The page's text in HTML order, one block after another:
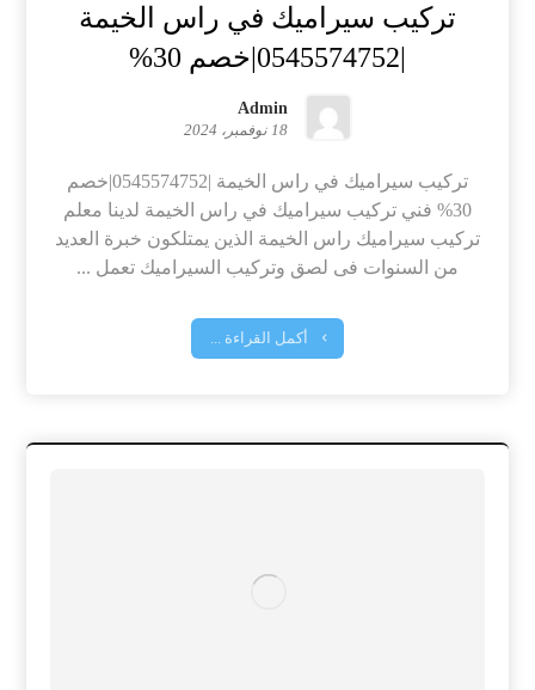
تركيب سيراميك في راس الخيمة
Admin
18 نوفمبر، 2024
تركيب سيراميك في راس الخيمة |0545574752|خصم
30% فني تركيب سيراميك في راس الخيمة لدينا معلم
تركيب سيراميك راس الخيمة الذين يمتلكون خبرة العديد
من السنوات فى لصق وتركيب السيراميك تعمل ...
أكمل القراءة ...